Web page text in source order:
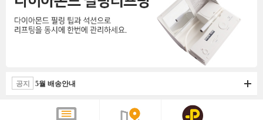
공지 5월 배송안내